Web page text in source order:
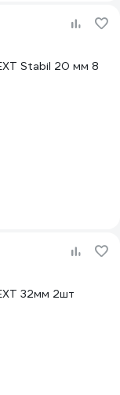
Stabil 20 мм 8
32мм 2шт